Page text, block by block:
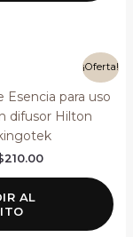
¡Oferta!
Esencia para uso
difusor Hilton
210.00
actual
es:
$210.00.
AL